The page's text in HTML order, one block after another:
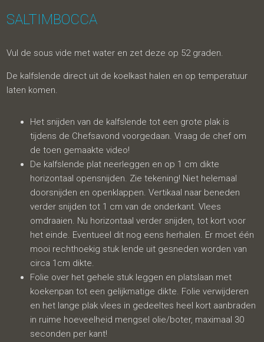
SALTIMBOCCA
Vul de sous vide met water en zet deze op 52 graden.
De kalfslende direct uit de koelkast halen en op temperatuur
laten komen.
Het snijden van de kalfslende tot een grote plak is
tijdens de Chefsavond voorgedaan. Vraag de chef om
de toen gemaakte video!
De kalfslende plat neerleggen en op 1 cm dikte
horizontaal opensnijden. Zie tekening! Niet helemaal
doorsnijden en openklappen. Vertikaal naar beneden
verder snijden tot 1 cm van de onderkant. Vlees
omdraaien. Nu horizontaal verder snijden, tot kort voor
het einde. Eventueel dit nog eens herhalen. Er moet één
mooi rechthoekig stuk lende uit gesneden worden van
circa 1cm dikte.
Folie over het gehele stuk leggen en platslaan met
koekenpan tot een gelijkmatige dikte. Folie verwijderen
en het lange plak vlees in gedeeltes heel kort aanbraden
in ruime hoeveelheid mengsel olie/boter, maximaal 30
seconden per kant!